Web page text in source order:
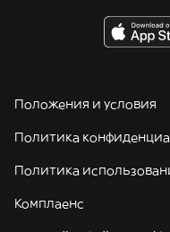
Положения и условия
Политика
Политика
Комплаенс